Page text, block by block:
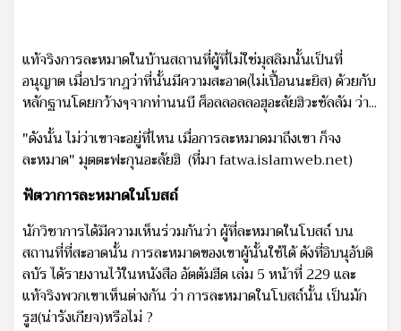
แท้จริงการละหมาดในบ้านสถานที่ผู้ที่ไม่ใช่มุสลิมนั้นเป็นที่
อนุญาต เมื่อปรากฎว่าที่นั้นมีความสะอาด(ไม่เปื้อนนะยิส) ด้วยกับ
หลักฐานโดยกว้างๆจากท่านนบี ศ็อลลอลลอฮุอะลัยฮิวะซัลลัม ว่า...
"ดังนั้น ไม่ว่าเขาจะอยู่ที่ไหน เมื่อการละหมาดมาถึงเขา ก็จง
ละหมาด" มุตตะฟะกุนอะลัยฮิ (ที่มา fatwa.islamweb.net)
ฟัตวาการละหมาดในโบสถ์
นักวิชาการได้มีความเห็นร่วมกันว่า ผู้ที่ละหมาดในโบสถ์ บน
สถานที่ที่สะอาดนั้น การละหมาดของเขาผู้นั้นใช้ได้ ดังที่อิบนุอับดิ
ลบัร ได้รายงานไว้ในหนังสือ อัตตัมฮีด เล่ม 5 หน้าที่ 229 และ
แท้จริงพวกเขาเห็นต่างกัน ว่า การละหมาดในโบสถ์นั้น เป็นมัก
รูฮ(น่ารังเกียจ)หรือไม่ ?